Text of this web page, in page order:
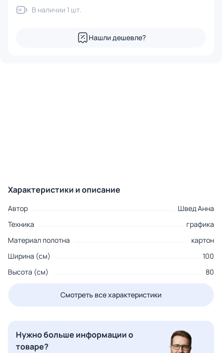
В наличии 1 шт.
Нашли дешевле?
Характеристики и описание
Автор
Швед Анна
Техника
графика
Материал полотна
картон
Ширина (см)
100
Высота (см)
80
Смотреть все характеристики
Нужно больше информации о
товаре?